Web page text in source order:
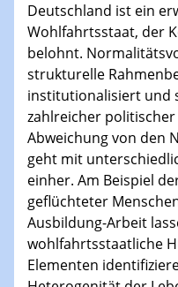
Deutschland ist ein
Wohlfahrtsstaat, der
belohnt.
strukturelle
institutionalisiert und
zahlreicher
Abweichung von den
geht mit
einher. Am Beispiel
geflüchteter
Ausbildung-Arbeit
wohlfahrtsstaatliche
Elementen